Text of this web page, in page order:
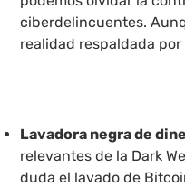
ciberdelincuentes.
realidad respaldada por
Lavadora negra de
relevantes de la Dark
duda el lavado de